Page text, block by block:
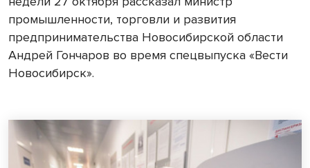
промышленности, торговли и развития
предпринимательства Новосибирской области
Андрей Гончаров во время спецвыпуска «Вести
Новосибирск».